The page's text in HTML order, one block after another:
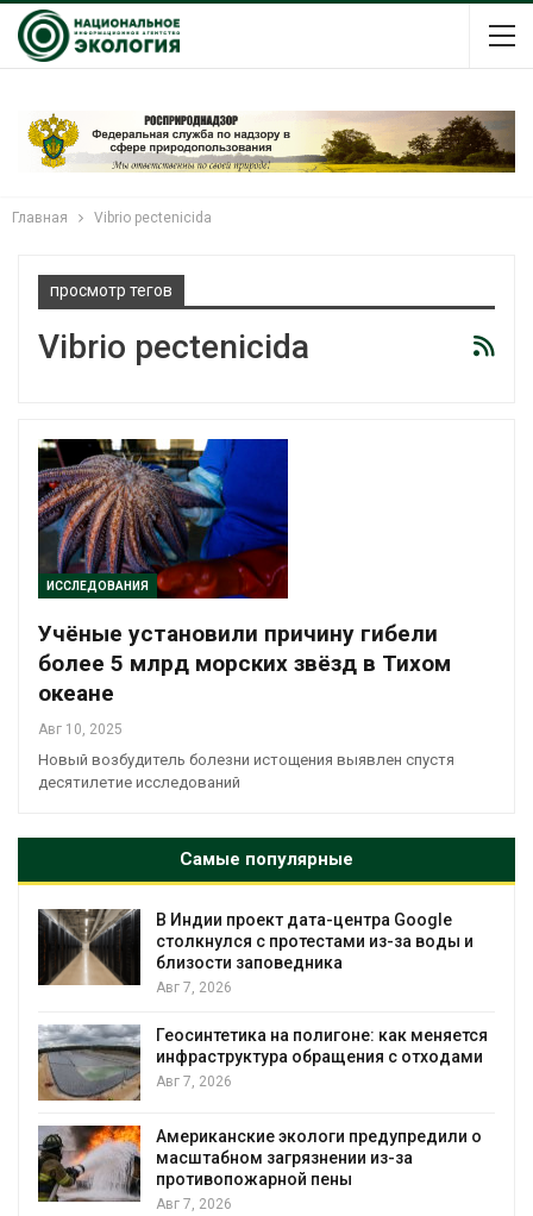
Главная Vibrio pectenicida
просмотр тегов
Vibrio pectenicida
ИССЛЕДОВАНИЯ
Учёные установили причину гибели
более 5 млрд морских звёзд в Тихом
океане
Авг 10, 2025
Новый возбудитель болезни истощения выявлен спустя
десятилетие исследований
Самые популярные
В Индии проект дата-центра Google
столкнулся с протестами из-за воды и
близости заповедника
Авг 7, 2026
Геосинтетика на полигоне: как меняется
инфраструктура обращения с отходами
Авг 7, 2026
Американские экологи предупредили о
масштабном загрязнении из-за
противопожарной пены
Авг 7, 2026